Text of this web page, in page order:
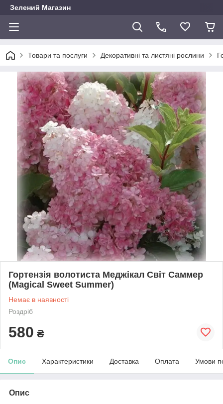
Зелений Магазин
Товари та послуги Декоративні та листяні рослини
Гортензія волотиста Меджікал Світ Саммер
(Magical Sweet Summer)
Немає в наявності
Роздріб
580 ₴
Опис Характеристики Доставка Оплата Умови
Опис